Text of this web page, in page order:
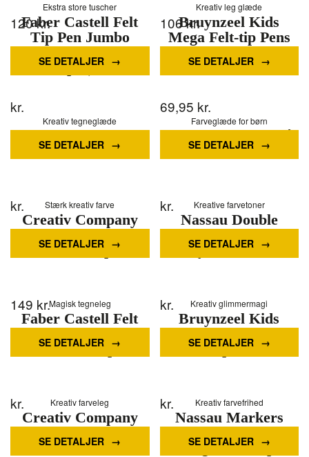
Ekstra store tuscher
Faber Castell Felt
Tip Pen Jumbo
Super Washable (24
pcs)
120kr.
SE DETALJER
Kreativ leg glæde
Bruynzeel Kids
Mega Felt-tip Pens
10 pcs.
106kr.
SE DETALJER
Kreativ tegneglæde
BIC Kids Visacolor
XL
kr.
SE DETALJER
Farveglæde for børn
Kreativ For De Små,
Tusser
69,95 kr.
SE DETALJER
Stærk kreativ farve
Creativ Company
Dark orange Jumbo
markers 12pcs.
kr.
SE DETALJER
Kreative farvetoner
Nassau Double
markers 120 pcs in
nylon wallet
kr.
SE DETALJER
Magisk tegneleg
Faber Castell Felt
Tip Pen Connector
Unicorn 33 pcs
149 kr.
SE DETALJER
Kreativ glimmermagi
Bruynzeel Kids
Glitter Felt Tip Pens
6 pcs.
kr.
SE DETALJER
Kreativ farveleg
Creativ Company
Orange Jumbo
markers 12st.
kr.
SE DETALJER
Kreativ farvefrihed
Nassau Markers
dual tip white
triangular 168 pcs
kr.
SE DETALJER